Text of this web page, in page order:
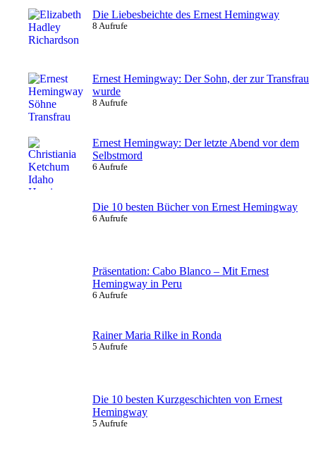
Die Liebesbeichte des Ernest Hemingway
8 Aufrufe
Ernest Hemingway: Der Sohn, der zur Transfrau
wurde
8 Aufrufe
Ernest Hemingway: Der letzte Abend vor dem
Selbstmord
6 Aufrufe
Die 10 besten Bücher von Ernest Hemingway
6 Aufrufe
Präsentation: Cabo Blanco – Mit Ernest
Hemingway in Peru
6 Aufrufe
Rainer Maria Rilke in Ronda
5 Aufrufe
Die 10 besten Kurzgeschichten von Ernest
Hemingway
5 Aufrufe